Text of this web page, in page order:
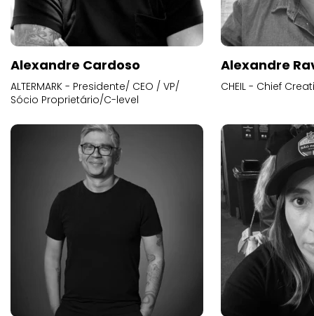
Alexandre Cardoso
ALTERMARK - Presidente/ CEO / VP/
Sócio Proprietário/C-level
Alexandre
CHEIL - Chief